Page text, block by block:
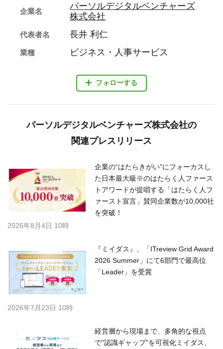
フォローする
企業名
パーソルデジタルベンチャーズ
株式会社
代表者名 長井 利仁
業種 ビジネス・人事サービス
パーソルデジタルベンチャーズ株式会社の
関連プレスリリース
企業の“はたらきがい”にフォーカスし
た日本最大級※のはたらく人ファース
トアワードが提唱する「はたらく人フ
ァースト宣言」賛同企業数が10,000社
を突破！
2026年8月4日 10時
『ミイダス』、「ITreview Grid Award
2026 Summer」にて6部門で最高位
「Leader」を受賞
2026年7月23日 10時
経営層から現場まで、多角的な視点
で"認識ギャップ"を可視化ミイダス、